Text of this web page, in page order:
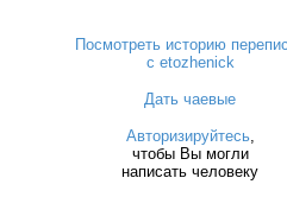
Посмотреть историю
с etozhenick
Дать чаевые
Авторизируйтесь,
чтобы Вы могли
написать человеку